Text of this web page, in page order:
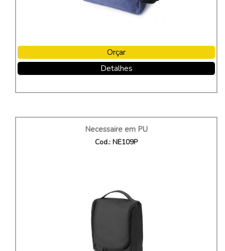
Orçar
Detalhes
Necessaire em PU
Cod.: NE109P